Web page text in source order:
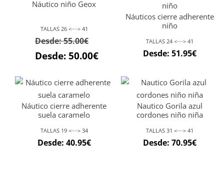
Náutico niño Geox
TALLAS 26 <····> 41
Desde:55.00€
Desde: 50.00€
Náuticos cierre adherente
niño
TALLAS 24 <····> 41
Desde:51.95€
Náutico cierre adherente
suela caramelo
TALLAS 19 <····> 34
Desde: 40.95€
Nautico Gorila azul
cordones niño niña
TALLAS 31 <····> 41
Desde:70.95€